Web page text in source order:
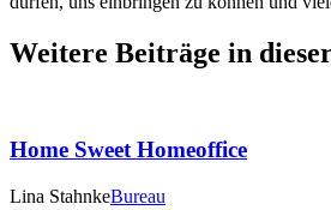
Weitere Beiträge in
Home Sweet Homeoffice
Lina StahnkeBureau